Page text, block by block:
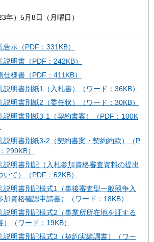
年）5月8日（月曜日）
告示（PDF：331KB）
説明書（PDF：242KB）
仕様書（PDF：411KB）
説明書別紙1（入札書）（ワード：36KB）
説明書別紙2（委任状）（ワード：30KB）
説明書別紙3-1（契約書案）（PDF：100K
説明書別紙3-2（契約書案・契約約款）（P
299KB）
説明書別記（入札参加資格審査資料の提出
いて）（PDF：62KB）
説明書別記様式1（事後審査型一般競争入
加資格確認申請書）（ワード：18KB）
説明書別記様式2（事業所所在地を証する
）（ワード：19KB）
説明書別記様式3（契約実績調書）（ワー